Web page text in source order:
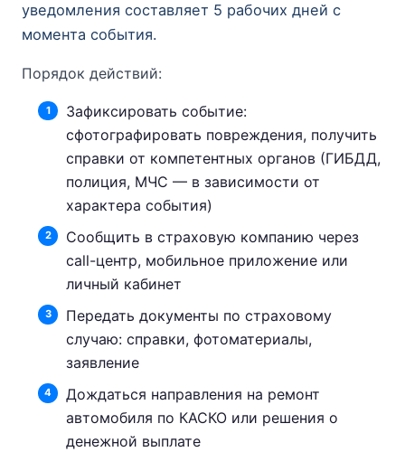
уведомления составляет 5 рабочих дней с
момента события.
Порядок действий:
Зафиксировать событие:
сфотографировать повреждения, получить
справки от компетентных органов (ГИБДД,
полиция, МЧС — в зависимости от
характера события)
Сообщить в страховую компанию через
call-центр, мобильное приложение или
личный кабинет
Передать документы по страховому
случаю: справки, фотоматериалы,
заявление
Дождаться направления на ремонт
автомобиля по КАСКО или решения о
денежной выплате